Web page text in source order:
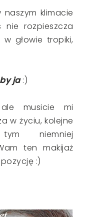
klimacie
nie rozpieszcza
głowie tropiki,
ja:)
musicie mi
w życiu, kolejne
niemniej
ten makijaż
:)